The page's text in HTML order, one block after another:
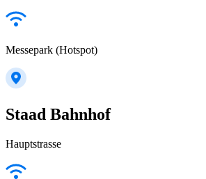
Messepark (Hotspot)
Staad Bahnhof
Hauptstrasse